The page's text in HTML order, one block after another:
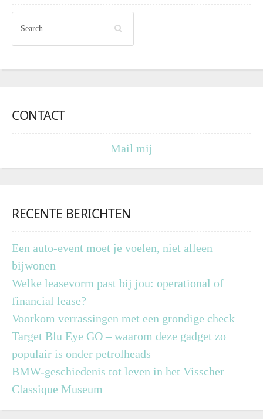
CONTACT
Mail mij
RECENTE BERICHTEN
Een auto-event moet je voelen, niet alleen
bijwonen
Welke leasevorm past bij jou: operational of
financial lease?
Voorkom verrassingen met een grondige check
Target Blu Eye GO – waarom deze gadget zo
populair is onder petrolheads
BMW-geschiedenis tot leven in het Visscher
Classique Museum